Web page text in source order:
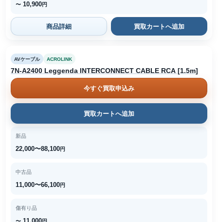
〜 10,900円
商品詳細 買取カートへ追加
AVケーブル ACROLINK
7N-A2400 Leggenda INTERCONNECT CABLE RCA [1.5m]
今すぐ買取申込み
買取カートへ追加
新品
22,000〜88,100円
中古品
11,000〜66,100円
傷有り品